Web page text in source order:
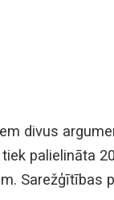
divus
palielināta
Sarežģītības